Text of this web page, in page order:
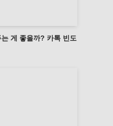
게 좋을까? 카톡 빈도